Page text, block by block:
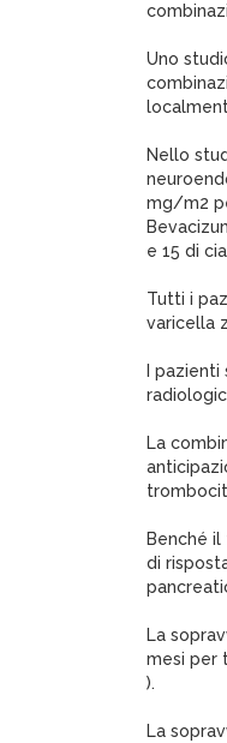
Uno
Nello
mg/m2
e 15 di
Tutti i
varicella
I
La
Benché il
di
La
mesi per
).
La